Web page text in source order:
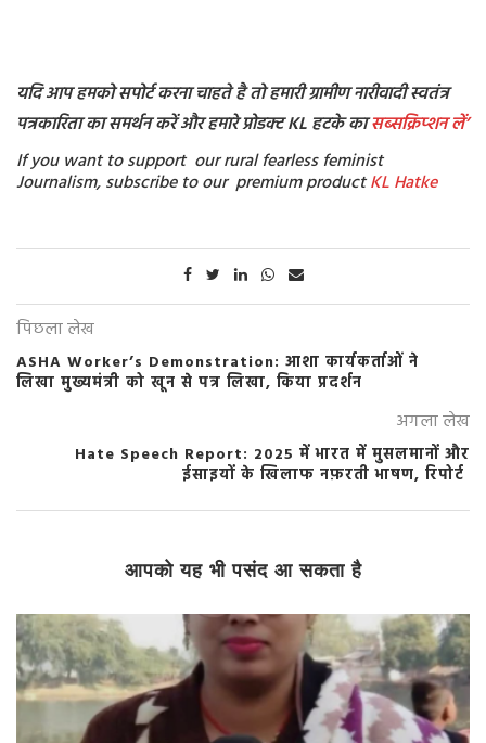
यदि आप हमको सपोर्ट करना चाहते है तो हमारी ग्रामीण नारीवादी स्वतंत्र
पत्रकारिता का समर्थन करें और हमारे प्रोडक्ट KL हटके कासब्सक्रिप्शनलें’
If you want to support our rural fearless feminist
Journalism, subscribe to our premium productKL Hatke
पिछला लेख
ASHA Worker’s Demonstration: आशा कार्यकर्ताओं ने
लिखा मुख्यमंत्री को खून से पत्र लिखा, किया प्रदर्शन
अगला लेख
Hate Speech Report: 2025 में भारत में मुसलमानों और
ईसाइयों के खिलाफ नफ़रती भाषण, रिपोर्ट
आपको यह भी पसंद आ सकता है